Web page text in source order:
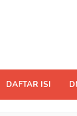
DAFTAR ISI